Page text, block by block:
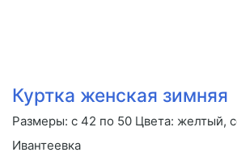
Куртка женская зимняя
Размеры: с 42 по 50 Цвета: желтый,
Ивантеевка